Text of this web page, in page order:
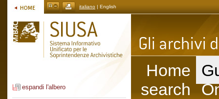
italiano | English
espandi l'albero
Home
search